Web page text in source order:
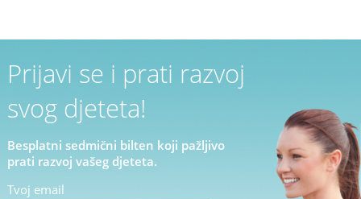
Prijavi se i prati razvoj
svog djeteta!
Besplatni sedmični bilten koji pažljivo
prati razvoj vašeg djeteta.
Tvoj email